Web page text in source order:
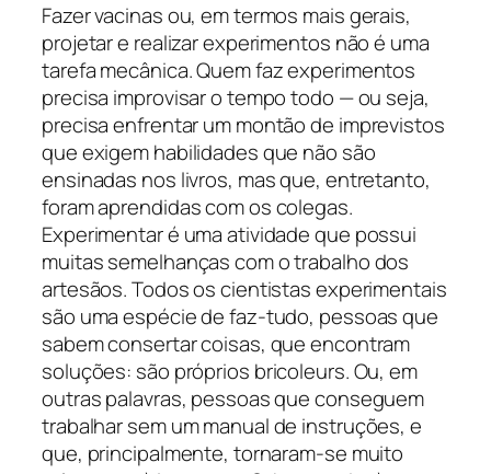
Fazer vacinas ou, em termos mais gerais,
projetar e realizar experimentos não é uma
tarefa mecânica. Quem faz experimentos
precisa improvisar o tempo todo — ou seja,
precisa enfrentar um montão de imprevistos
que exigem habilidades que não são
ensinadas nos livros, mas que, entretanto,
foram aprendidas com os colegas.
Experimentar é uma atividade que possui
muitas semelhanças com o trabalho dos
artesãos. Todos os cientistas experimentais
são uma espécie de faz-tudo, pessoas que
sabem consertar coisas, que encontram
soluções: são próprios bricoleurs. Ou, em
outras palavras, pessoas que conseguem
trabalhar sem um manual de instruções, e
que, principalmente, tornaram-se muito